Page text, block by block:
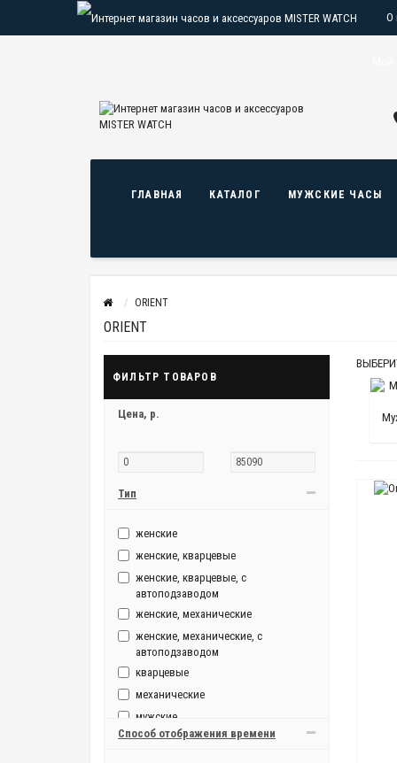
О
ГЛАВНАЯ КАТАЛОГ МУЖСКИЕ ЧАСЫ
ORIENT
ORIENT
ФИЛЬТР ТОВАРОВ
Цена, р.
Тип
женские
женские, кварцевые
женские, кварцевые, с
автоподзаводом
женские, механические
женские, механические, с
автоподзаводом
кварцевые
механические
мужские
мужские, кварцевые
Способ отображения времени